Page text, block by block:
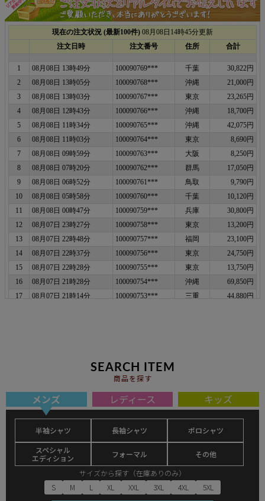
SEARCH ITEM
商品を探す
メンズ レディース キッズ
半袖シャツ 長袖シャツ
ポロシャツ
スペシャル
エディション
フォーマル
その他
サイズから探す（在庫ありのみ）
S
M L XL XXL 3XL 4XL
5XL